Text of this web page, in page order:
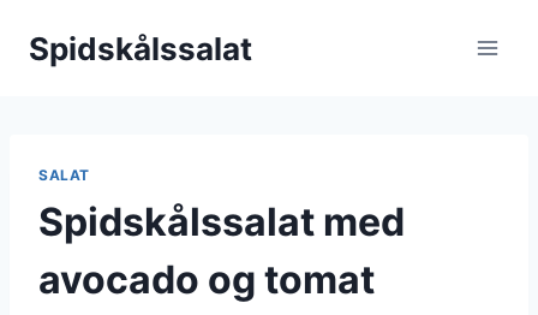
Spidskålssalat
SALAT
Spidskålssalat med
avocado og tomat